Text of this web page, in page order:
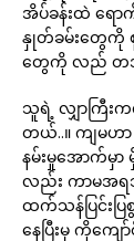
အိပ်ခန်းထဲ ရော
နှုတ်ခမ်းတွေကို
တွေကို လည် တအာ
သူရဲ့ လျှာကြီးက
တယ်..။ ကျမဟ
နမ်းမှုအောက်မှ
လည်း ကာမအ
ထက်သန်ပြင်းပြ
နေပြီးမှ ကိုကျ